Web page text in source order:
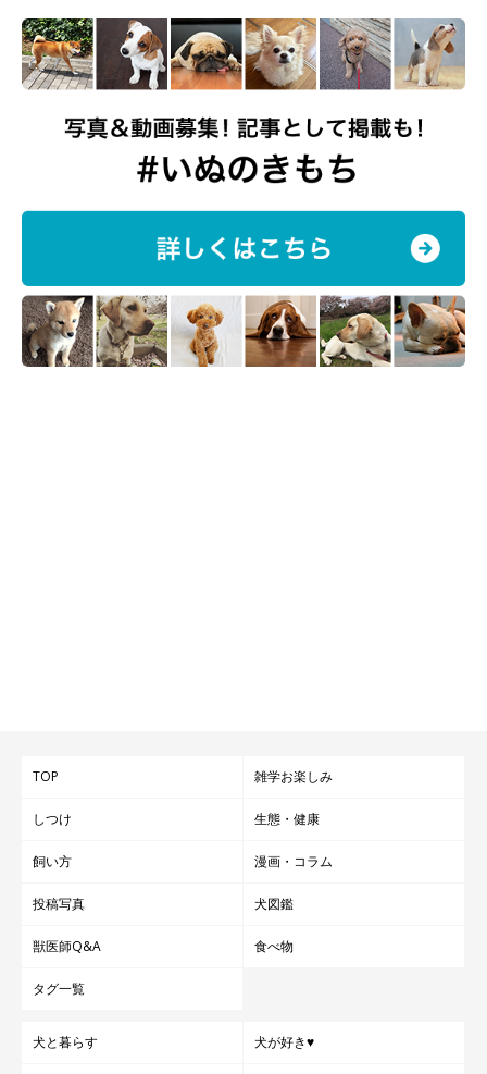
TOP 雑学お楽しみ
しつけ 生態・健康
飼い方 漫画・コラム
投稿写真 犬図鑑
獣医師Q&A 食べ物
タグ一覧
犬と暮らす 犬が好き♥